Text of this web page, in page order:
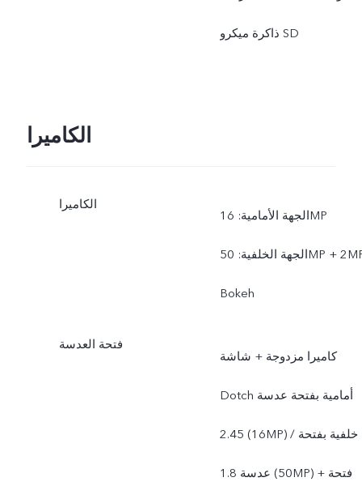
ذاكرة ميكرو SD
الكاميرا
الكاميرا
الجهة الأمامية: 16MP
الجهة الخلفية: 50MP + 2MP
Bokeh
فتحة العدسة
كاميرا مزدوجة + شاشة
Dotch أمامية بفتحة عدسة
2.45 (16MP) / خلفية بفتحة
عدسة 1.8 (50MP) + فتحة